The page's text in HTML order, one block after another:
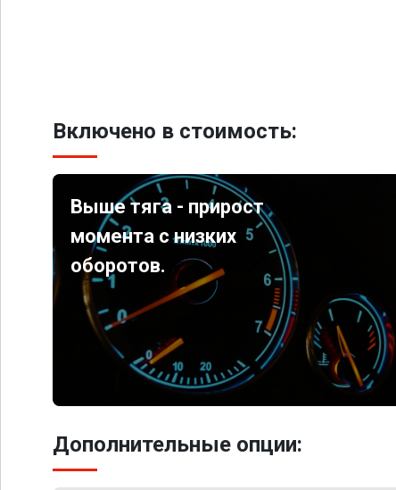
Включено в стоимость:
Выше тяга - прирост
момента с низких
оборотов.
Дополнительные опции: